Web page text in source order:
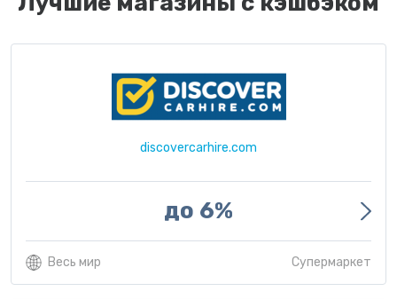
discovercarhire.com
до 6%
Весь мир Супермаркет